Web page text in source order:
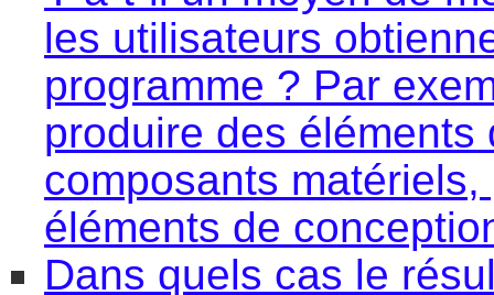
les utilisateurs
programme ? Par
produire des éléments
composants
éléments de
Dans quels cas le